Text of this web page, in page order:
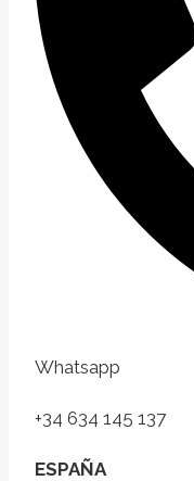
Whatsapp
+34 634 145 137
ESPAÑA